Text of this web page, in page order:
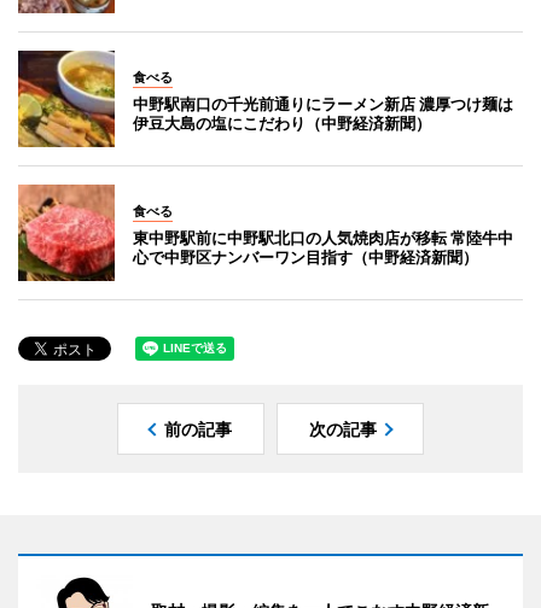
食べる
中野駅南口の千光前通りにラーメン新店 濃厚つけ麺は
伊豆大島の塩にこだわり（中野経済新聞）
食べる
東中野駅前に中野駅北口の人気焼肉店が移転 常陸牛中
心で中野区ナンバーワン目指す（中野経済新聞）
前の記事 次の記事